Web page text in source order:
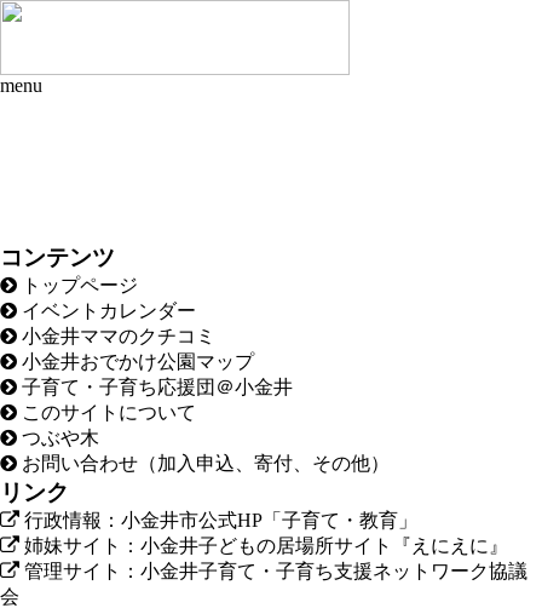
menu
コンテンツ
トップページ
イベントカレンダー
小金井ママのクチコミ
小金井おでかけ公園マップ
子育て・子育ち応援団＠小金井
このサイトについて
つぶや木
お問い合わせ（加入申込、寄付、その他）
リンク
行政情報：小金井市公式HP「子育て・教育」
姉妹サイト：小金井子どもの居場所サイト『えにえに』
管理サイト：小金井子育て・子育ち支援ネットワーク協議
会